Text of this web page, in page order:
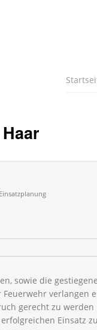
sowie die
verlangen
gerecht zu
Einsatz